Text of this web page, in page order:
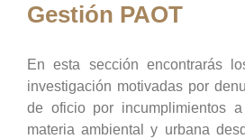
Gestión PAOT
En esta sección encontrarás
investigación motivadas por
de oficio por incumplimientos
materia ambiental y urbana